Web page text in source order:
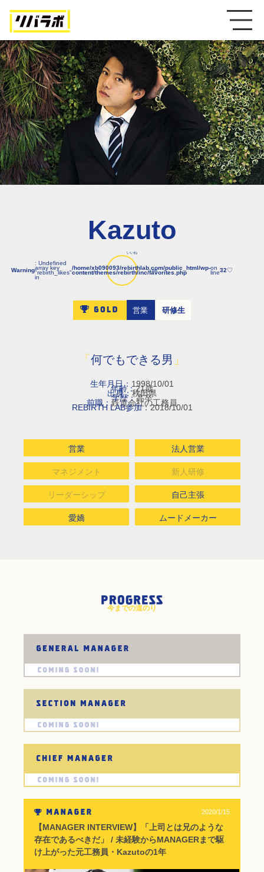
Kazuto
いいね
Warning
: Undefined
array key
"rebirth_likes"
in
/home/xb090093/rebirthlab.com/public_html/wp-
content/themes/rebirth/inc/favorites.php
on
line32♡
686
営業 研修生
「 何でもできる男 」
生年月日： 1998/10/01
年齢：21歳
出身：秋田県
学歴：高卒
前職：鉄道会社の工務員
REBIRTH LAB参加：2018/10/01
営業 法人営業
マネジメント 新人研修
リーダーシップ 自己主張
愛嬌 ムードメーカー
今までの道のり
2020/1/15
【MANAGER INTERVIEW】「上司とは兄のような
存在であるべきだ」 / 未経験からMANAGERまで駆
け上がった元工務員・Kazutoの1年